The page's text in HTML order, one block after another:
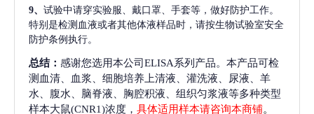
9、 试验中请穿实验服、戴口罩、手套等，做好防护工作。
特别是检测血液或者其他体液样品时，请按生物试验室安全
防护条例执行。
总结： 感谢您选用本公司ELISA系列产品。本产品可检
测血清、血浆、细胞培养上清液、灌洗液、尿液、羊
水、腹水、脑脊液、胸腔积液、组织匀浆液等多种类型
样本大鼠(CNR1)浓度， 具体适用样本请咨询本商铺。